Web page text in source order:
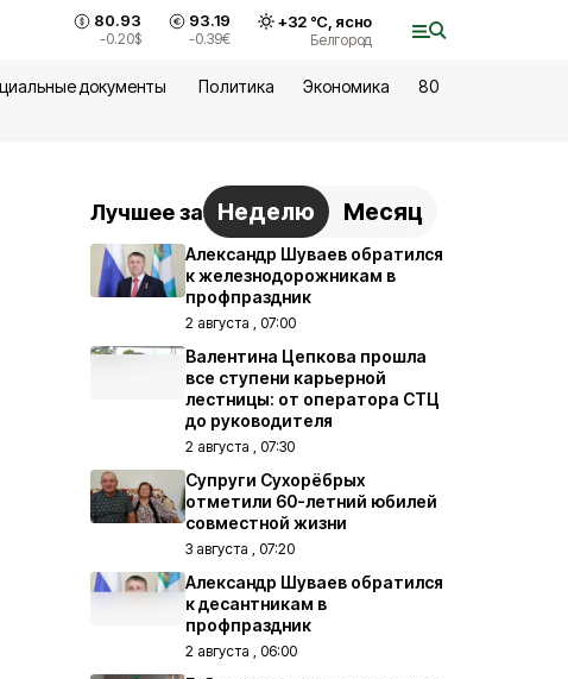
80.93
-0.20$
93.19
-0.39€
+32°С, ясно
Белгород
документы Политика Экономика
80
Лучшее за Неделю Месяц
Александр Шуваев обратился
к железнодорожникам в
профпраздник
2 августа , 07:00
Валентина Цепкова прошла
все ступени карьерной
лестницы: от оператора СТЦ
до руководителя
2 августа , 07:30
Супруги Сухорёбрых
отметили 60-летний юбилей
совместной жизни
3 августа , 07:20
Александр Шуваев обратился
к десантникам в
профпраздник
2 августа , 06:00